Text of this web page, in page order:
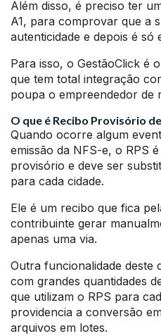
Além disso, é preciso ter
A1, para comprovar que a
autenticidade e depois é só
Para isso, o GestãoClick é
que tem total integração
poupa o empreendedor de
O que é Recibo Provisório
Quando ocorre algum
emissão da NFS-e, o RPS
provisório e deve ser
para cada cidade.
Ele é um recibo que fica
contribuinte gerar
apenas uma via.
Outra funcionalidade deste
com grandes quantidades
que utilizam o RPS para
providencia a conversão
arquivos em lotes.